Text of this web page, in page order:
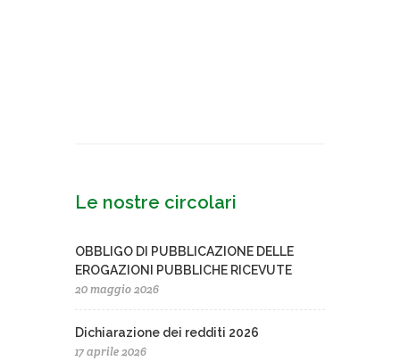
Le nostre circolari
OBBLIGO DI PUBBLICAZIONE DELLE
EROGAZIONI PUBBLICHE RICEVUTE
20 maggio 2026
Dichiarazione dei redditi 2026
17 aprile 2026